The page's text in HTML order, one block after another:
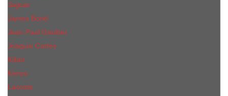
Jaguar
James Bond
Jean Paul Gaultier
Joaquin Сortes
Kilian
Kenzo
Lacoste